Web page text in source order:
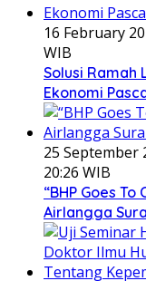
16 February
WIB
Solusi Ramah
Ekonomi
25 September
20:26 WIB
“BHP Goes
Airlangga